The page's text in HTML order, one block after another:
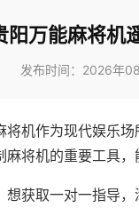
阳万能麻将机
发布时间：2026年
将机作为现代娱乐
将机的重要工具，
获取一对一指导